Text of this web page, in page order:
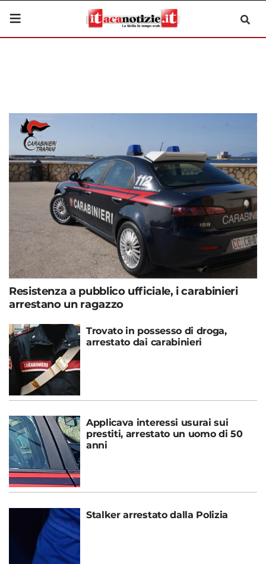
Resistenza a pubblico ufficiale, i carabinieri
arrestano un ragazzo
Trovato in possesso di droga,
arrestato dai carabinieri
Applicava interessi usurai sui
prestiti, arrestato un uomo di 50
anni
Stalker arrestato dalla Polizia